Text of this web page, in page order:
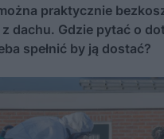
praktycznie
dachu. Gdzie pytać o
spełnić by ją dostać?